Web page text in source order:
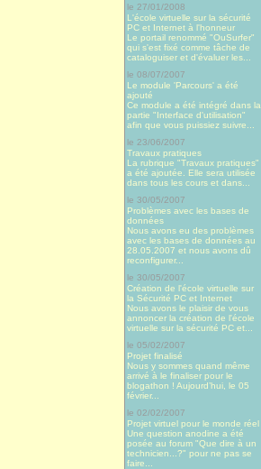
le 27/01/2008
L'école virtuelle sur la sécurité
PC et Internet à l'honneur
Le portail renommé "OuSurfer"
qui s'est fixé comme tâche de
cataloguiser et d'évaluer les...
le 08/07/2007
Le module 'Parcours' a été
ajouté
Ce module a été intégré dans la
partie "Interface d'utilisation"
afin que vous puissiez suivre...
le 23/06/2007
Travaux pratiques
La rubrique "Travaux pratiques"
a été ajoutée. Elle sera utilisée
dans tous les cours et dans...
le 30/05/2007
Problèmes avec les bases de
données
Nous avons eu des problèmes
avec les bases de données au
28.05.2007 et nous avons dû
reconfigurer...
le 30/05/2007
Création de l'école virtuelle sur
la Sécurité PC et Internet
Nous avons le plaisir de vous
annoncer la création de l'école
virtuelle sur la sécurité PC et...
le 05/02/2007
Projet finalisé
Nous y sommes quand même
arrivé à le finaliser pour le
blogathon ! Aujourd’hui, le 05
février...
le 02/02/2007
Projet virtuel pour le monde réel
Une question anodine a été
posée au forum "Que dire à un
technicien...?" pour ne pas se
faire...